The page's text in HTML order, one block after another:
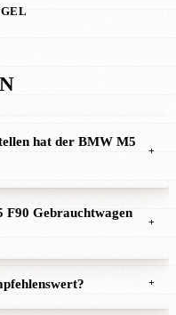
hat der BMW M5
+
F90 Gebrauchtwagen
+
+